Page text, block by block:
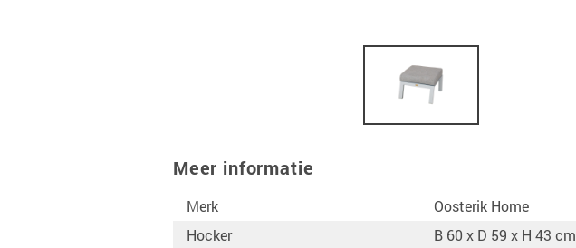
Meer informatie
Merk
Oosterik Home
Hocker
B 60 x D 59 x H 43 cm